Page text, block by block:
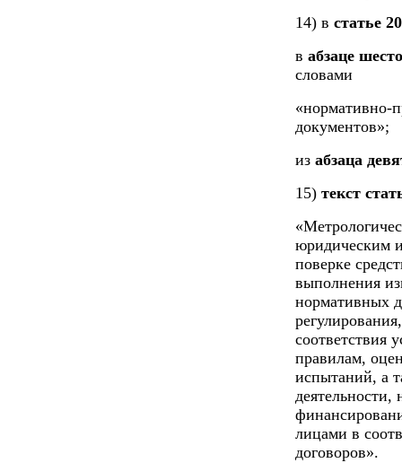
14) в статье
в абзаце
словами
«нормативно-
документов»;
из абзаца
15) текст
юридическим
поверке
выполнения
нормативных
соответствия
правилам,
испытаний, а
деятельности,
лицами в
договоров».